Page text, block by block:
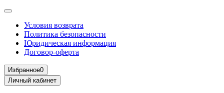
Условия возврата
Политика безопасности
Юридическая информация
Договор-оферта
Избранное0
Личный кабинет